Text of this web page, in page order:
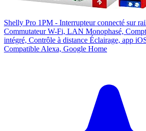
Shelly Pro 1PM - Interrupteur connecté sur
Commutateur W-Fi, LAN Monophasé,
intégré, Contrôle à distance Éclairage, app
Compatible Alexa, Google Home